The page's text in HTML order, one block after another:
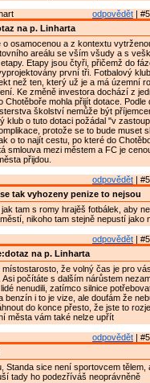
odpovědět |
na p. Linharta
o osamocenou a z kontextu
areálu se vším všudy a s
Etapy jsou čtyři, přičemž do
první tři. Fotbalový
než ten, který už je a má územní
Ke změně investora dochází z
Chotěboře mohla přijít dotace. Podle
školství nemůže být
klub o tuto dotaci požádal "v
protože se to bude muset
o to najít cestu, po které do
smlouva mezi městem a FC je
přijdou.
odpovědět |
tak vyhozeny penize to nejsou
tam s romy hrajěš fotbálek, aby
nikoho tam stejně nepustí jako
odpovědět |
na p. Linharta
místostarosto, že volný čas je pro
počítáte s dalším nárůstem
nenudili, zatímco silnice
benzín i to je vize, ale doufám že
do konce přesto, že jste to
města vám také nelze upřít
odpovědět |
Standa sice není sportovcem tělem,
tady ho podezříváš neoprávněně